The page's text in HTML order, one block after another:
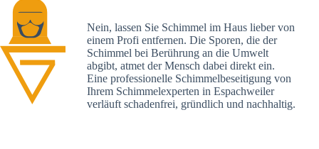
Nein, lassen Sie Schimmel im Haus lieber von
einem Profi entfernen. Die Sporen, die der
Schimmel bei Berührung an die Umwelt
abgibt, atmet der Mensch dabei direkt ein.
Eine professionelle Schimmelbeseitigung von
Ihrem Schimmelexperten in Espachweiler
verläuft schadenfrei, gründlich und nachhaltig.